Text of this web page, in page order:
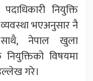
नियुक्ति
व्यवस्था भएअनुसार नै
नेपाल खुला
नियुक्तिको विषयमा
गरे।